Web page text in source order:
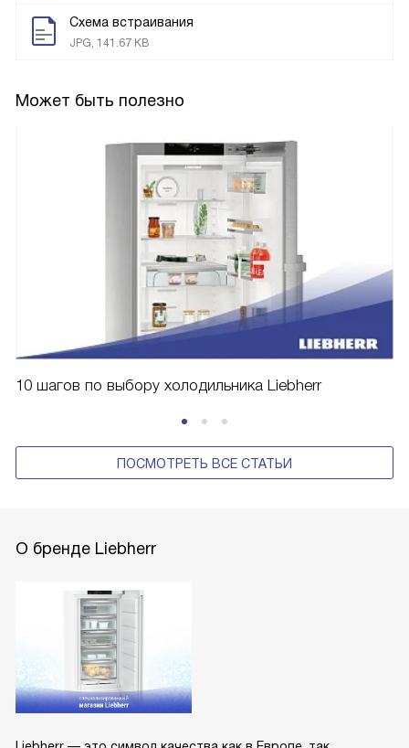
Схема встраивания
JPG, 141.67 KB
Может быть полезно
10 шагов по выбору холодильника Liebherr
ПОСМОТРЕТЬ ВСЕ СТАТЬИ
О бренде Liebherr